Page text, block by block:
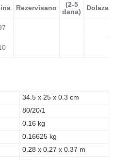
Rezervisano
(2-5
dana)
Dolazak
34.5 x 25 x 0.3 cm
80/20/1
0.16 kg
0.16625 kg
0.28 x 0.27 x 0.37 m